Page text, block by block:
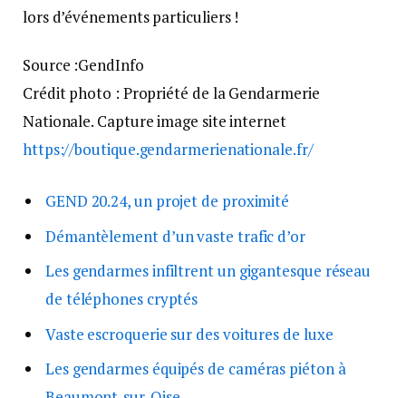
lors d’événements particuliers !
Source :GendInfo
Crédit photo : Propriété de la Gendarmerie
Nationale. Capture image site internet
https://boutique.gendarmerienationale.fr/
GEND 20.24, un projet de proximité
Démantèlement d’un vaste trafic d’or
Les gendarmes infiltrent un gigantesque réseau
de téléphones cryptés
Vaste escroquerie sur des voitures de luxe
Les gendarmes équipés de caméras piéton à